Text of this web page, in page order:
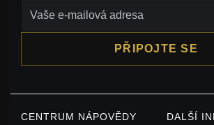
PŘIPOJTE SE
CENTRUM NÁPOVĚDY DALŠÍ